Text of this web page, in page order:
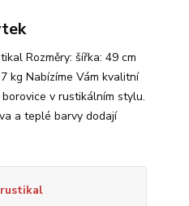
Rozměry: šířka: 49 cm
kg Nabízíme Vám kvalitní
v rustikálním stylu.
a teplé barvy dodají